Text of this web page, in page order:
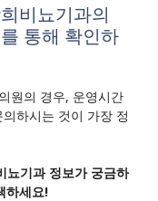
비뇨기과의
통해 확인하
원의 경우, 운영시간
하시는 것이 가장 정
뇨기과 정보가 궁금하
하세요!